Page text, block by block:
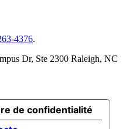
4376.
Dr, Ste 2300 Raleigh, NC
de confidentialité